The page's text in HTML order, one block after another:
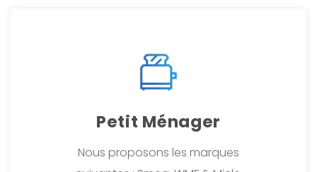
Petit Ménager
Nous proposons les marques